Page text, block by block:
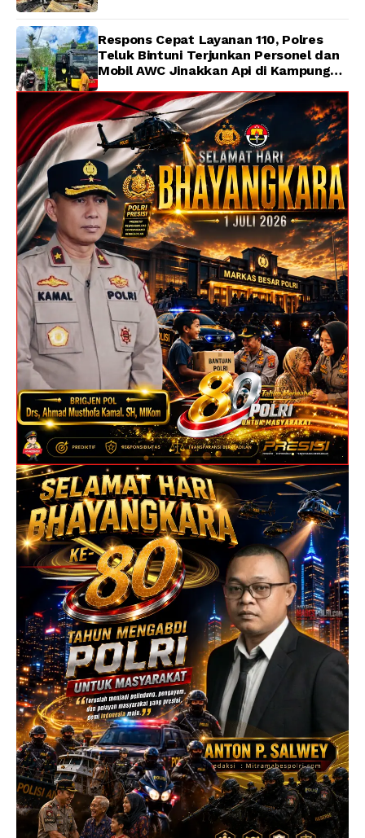
Respons Cepat Layanan 110, Polres
Teluk Bintuni Terjunkan Personel dan
Mobil AWC Jinakkan Api di Kampung